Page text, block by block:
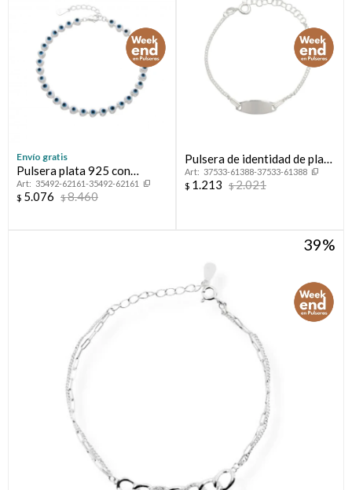
Envío gratis
Pulsera plata 925 con
esmalte.
35492-62161-35492-62161
$ 5.076 $8.460
Pulsera de identidad de plata
925.37533-61388-37533-61388
$ 1.213 $2.021
39